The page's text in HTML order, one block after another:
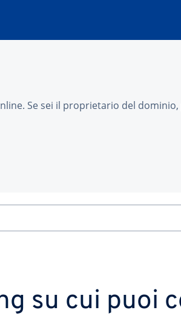
Se sei il proprietario del
su cui puoi